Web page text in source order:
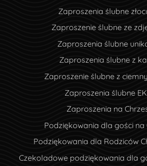
Zaproszenia ślubne
Zaproszenie ślubne ze
Zaproszenia ślubne
Zaproszenia ślubne z
Zaproszenie ślubne z
Zaproszenia ślubne
Zaproszenia na
Podziękowania dla gości na
Podziękowania dla Rodziców
Czekoladowe podziękowania dla